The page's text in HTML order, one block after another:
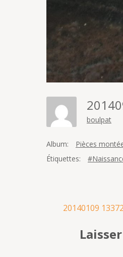
boulpat
Album:
Pièces
Étiquettes:
l’article
20140109